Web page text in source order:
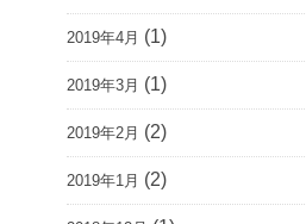
2019年4月 (1)
2019年3月 (1)
2019年2月 (2)
2019年1月 (2)